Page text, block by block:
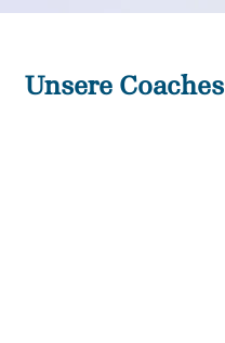
Unsere Coaches